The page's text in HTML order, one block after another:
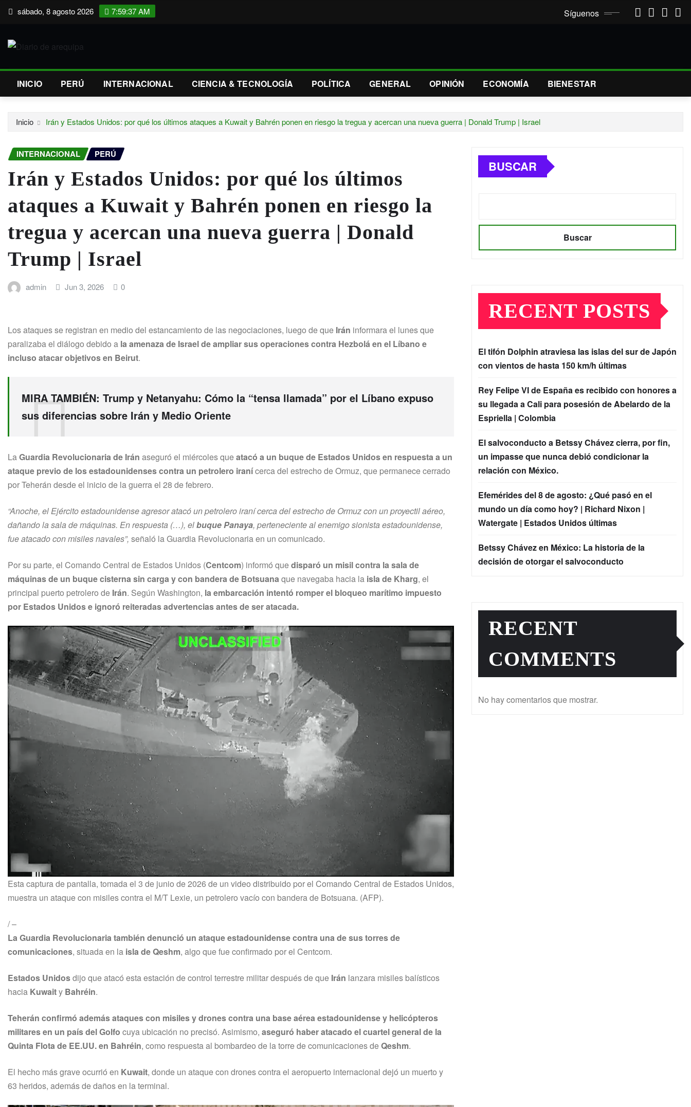
Saltar sábado, 8 agosto 2026 7:59:39 AM Síguenos
INICIO PERÚ INTERNACIONAL CIENCIA & TECNOLOGÍA POLÍTICA GENERAL OPINIÓN ECONOMÍA BIENESTAR
Inicio Irán y Estados Unidos: por qué los últimos ataques a Kuwait y Bahrén ponen en riesgo la tregua y acercan una nueva guerra | Donald Trump | Israel
INTERNACIONAL PERÚ
Irán y Estados Unidos: por qué los últimos
ataques a Kuwait y Bahrén ponen en riesgo la
tregua y acercan una nueva guerra | Donald
Trump | Israel
admin Jun 3, 2026 0
Los ataques se registran en medio del estancamiento de las negociaciones, luego de que Irán informara el lunes que
paralizaba el diálogo debido a la amenaza de Israel de ampliar sus operaciones contra Hezbolá en el Líbano e
incluso atacar objetivos en Beirut.
MIRA TAMBIÉN: Trump y Netanyahu: Cómo la “tensa llamada” por el Líbano expuso
sus diferencias sobre Irán y Medio Oriente
LaGuardia Revolucionaria de Irán aseguró el miércoles queatacó a un buque de Estados Unidos en respuesta a un
ataque previo de los estadounidenses contra un petrolero iranícerca del estrecho de Ormuz, que permanece cerrado
por Teherán desde el inicio de la guerra el 28 de febrero.
“Anoche, el Ejército estadounidense agresor atacó un petrolero iraní cerca del estrecho de Ormuz con un proyectil aéreo,
dañando la sala de máquinas. En respuesta (…), elbuque Panaya, perteneciente al enemigo sionista estadounidense,
fue atacado con misiles navales”, señaló la Guardia Revolucionaria en un comunicado.
Por su parte, el Comando Central de Estados Unidos (Centcom) informó quedisparó un misil contra la sala de
máquinas de un buque cisterna sin carga y con bandera de Botsuanaque navegaba hacia la isla de Kharg, el
principal puerto petrolero de Irán. Según Washington, la embarcación intentó romper el bloqueo marítimo impuesto
por Estados Unidos e ignoró reiteradas advertencias antes de ser atacada.
Esta captura de pantalla, tomada el 3 de junio de 2026 de un video distribuido por el Comando Central de Estados Unidos,
muestra un ataque con misiles contra el M/T Lexie, un petrolero vacío con bandera de Botsuana. (AFP).
/–
La Guardia Revolucionaria también denunció un ataque estadounidense contra una de sus torres de
comunicaciones, situada en la isla de Qeshm, algo que fue confirmado por el Centcom.
Estados Unidosdijo que atacó esta estación de control terrestre militar después de que Irán lanzara misiles balísticos
hacia Kuwaity Bahréin.
Teherán confirmó además ataques con misiles y drones contra una base aérea estadounidense y helicópteros
militares en un país del Golfo cuya ubicación no precisó. Asimismo, aseguró haber atacado el cuartel general de la
Quinta Flota de EE.UU. en Bahréin, como respuesta al bombardeo de la torre de comunicaciones deQeshm.
El hecho más grave ocurrió en Kuwait, donde un ataque con drones contra el aeropuerto internacional dejó un muerto y
63 heridos, además de daños en la terminal.
BUSCAR
Buscar
RECENT POSTS
El tifón Dolphin atraviesa las islas del sur de Japón
con vientos de hasta 150 km/h últimas
Rey Felipe VI de España es recibido con honores a
su llegada a Cali para posesión de Abelardo de la
Espriella | Colombia
El salvoconducto a Betssy Chávez cierra, por fin,
un impasse que nunca debió condicionar la
relación con México.
Efemérides del 8 de agosto: ¿Qué pasó en el
mundo un día como hoy? | Richard Nixon |
Watergate | Estados Unidos últimas
Betssy Chávez en México: La historia de la
decisión de otorgar el salvoconducto
RECENT
COMMENTS
No hay comentarios que mostrar.